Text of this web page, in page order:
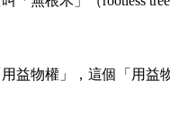
益物權」，這個「用